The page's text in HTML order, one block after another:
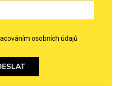
osobních údajů